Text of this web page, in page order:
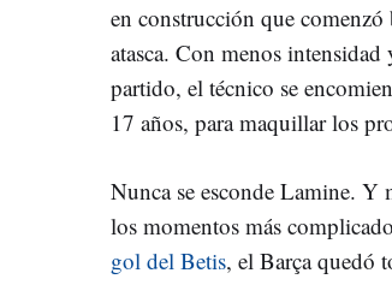
en construcción que comenzó
atasca. Con menos
partido, el técnico se
17 años, para maquillar los
Nunca se esconde Lamine. Y
los momentos más
gol del Betis, el Barça quedó